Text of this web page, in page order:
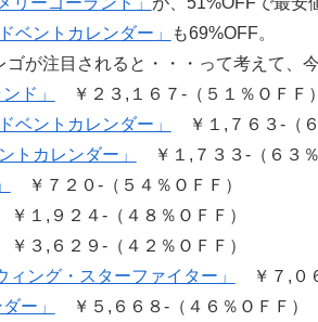
ベントカレンダー」
も69%OFF。
が注目されると・・・って考えて、
ド」
￥２３,１６７-（５１％ＯＦＦ）
ベントカレンダー」
￥１,７６３-（６
トカレンダー」
￥１,７３３-（６３％
￥７２０-（５４％ＯＦＦ）
￥１,９２４-（４８％ＯＦＦ）
￥３,６２９-（４２％ＯＦＦ）
ィング・スターファイター」
￥７,０
ー」
￥５,６６８-（４６％ＯＦＦ）